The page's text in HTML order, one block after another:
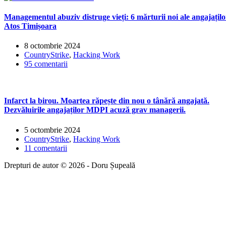
Managementul abuziv distruge vieți: 6 mărturii noi ale
Atos Timișoara
8 octombrie 2024
CountryStrike, Hacking Work
95 comentarii
Infarct la birou. Moartea răpește din nou o tânără angajată.
Dezvăluirile angajaților MDPI acuză grav managerii.
5 octombrie 2024
CountryStrike, Hacking Work
11 comentarii
Drepturi de autor © 2026 - Doru Șupeală